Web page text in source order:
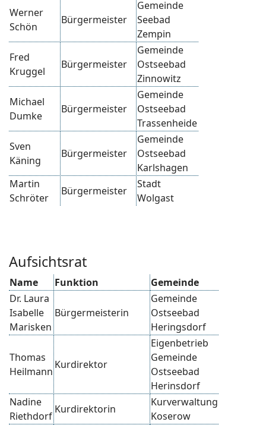
Werner
Schön
Bürgermeister
Gemeinde
Seebad
Zempin
Fred
Kruggel
Bürgermeister
Gemeinde
Ostseebad
Zinnowitz
Michael
Dumke
Bürgermeister
Gemeinde
Ostseebad
Trassenheide
Sven
Käning
Bürgermeister
Gemeinde
Ostseebad
Karlshagen
Martin
Schröter
Bürgermeister
Stadt
Wolgast
Aufsichtsrat
Name Funktion
Gemeinde
Dr. Laura
Isabelle
Marisken
Bürgermeisterin
Gemeinde
Ostseebad
Heringsdorf
Thomas
Heilmann
Kurdirektor
Eigenbetrieb
Gemeinde
Ostseebad
Herinsdorf
Nadine
Riethdorf
Kurdirektorin
Kurverwaltung
Koserow